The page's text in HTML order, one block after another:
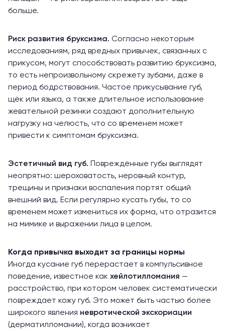
больше.
Риск развития бруксизма. Согласно некоторым
исследованиям, ряд вредных привычек, связанных с
прикусом, могут способствовать развитию бруксизма,
то есть непроизвольному скрежету зубами, даже в
период бодрствования. Частое прикусывание губ,
щёк или языка, а также длительное использование
жевательной резинки создают дополнительную
нагрузку на челюсть, что со временем может
привести к симптомам бруксизма.
Эстетичный вид губ. Повреждённые губы выглядят
неопрятно: шероховатость, неровный контур,
трещины и признаки воспаления портят общий
внешний вид. Если регулярно кусать губы, то со
временем может измениться их форма, что отразится
на мимике и выражении лица в целом.
Когда привычка выходит за границы нормы
Иногда кусание губ перерастает в компульсивное
поведение, известное как хейлотилломания —
расстройство, при котором человек систематически
повреждает кожу губ. Это может быть частью более
широкого явления невротической экскориации
(дерматилломании), когда возникает